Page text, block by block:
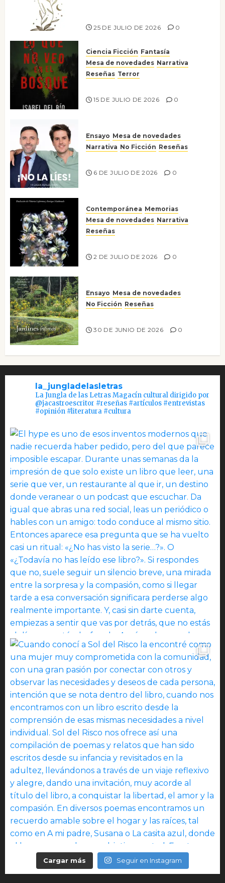
25 DE JULIO DE 2026 0
Ciencia Ficción Fantasía
Mesa de novedades Narrativa
Reseñas Terror
15 DE JULIO DE 2026 0
Ensayo Mesa de novedades
Narrativa No Ficción Reseñas
6 DE JULIO DE 2026 0
Contemporánea Memorias
Mesa de novedades Narrativa
Reseñas
2 DE JULIO DE 2026 0
Ensayo Mesa de novedades
No Ficción Reseñas
30 DE JUNIO DE 2026 0
la_jungladelasletras
La Jungla de las Letras Magacín cultural dirigido por
@jacastroescritor #reseñas #artículos #entrevistas
#opinión #literatura #cultura
Cargar más Seguir en Instagram